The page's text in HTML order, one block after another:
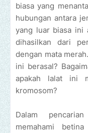
biasa yang
hubungan antara
yang luar biasa ini
dihasilkan dari
dengan mata
ini berasal?
apakah lalat ini
kromosom?
Dalam
memahami